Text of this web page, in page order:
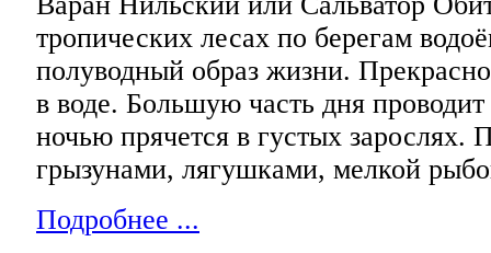
тропических лесах по берегам
полуводный образ жизни.
в воде. Большую часть дня проводит
ночью прячется в густых зарослях.
грызунами, лягушками, мелкой
Подробнее ...